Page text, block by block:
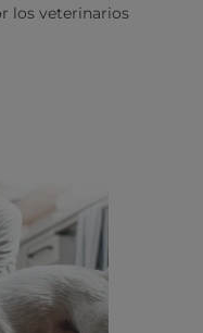
los veterinarios